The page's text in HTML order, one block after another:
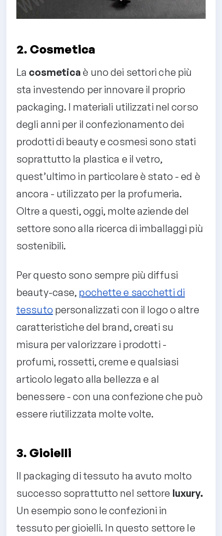
2. Cosmetica
La cosmetica è uno dei settori che più
sta investendo per innovare il proprio
packaging. I materiali utilizzati nel corso
degli anni per il confezionamento dei
prodotti di beauty e cosmesi sono stati
soprattutto la plastica e il vetro,
quest’ultimo in particolare è stato - ed è
ancora - utilizzato per la profumeria.
Oltre a questi, oggi, molte aziende del
settore sono alla ricerca di imballaggi più
sostenibili.
Per questo sono sempre più diffusi
beauty-case, pochette e sacchetti di
tessuto personalizzati con il logo o altre
caratteristiche del brand, creati su
misura per valorizzare i prodotti -
profumi, rossetti, creme e qualsiasi
articolo legato alla bellezza e al
benessere - con una confezione che può
essere riutilizzata molte volte.
3. Gioielli
Il packaging di tessuto ha avuto molto
successo soprattutto nel settore luxury.
Un esempio sono le confezioni in
tessuto per gioielli. In questo settore le